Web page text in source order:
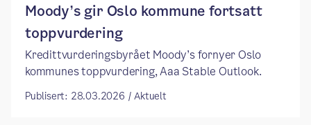
Moody’s gir Oslo kommune fortsatt
toppvurdering
Kredittvurderingsbyrået Moody’s fornyer Oslo
kommunes toppvurdering, Aaa Stable Outlook.
Publisert: 28.03.2026 / Aktuelt